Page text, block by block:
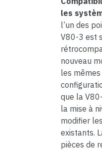
les
l’un des
V80-3 est
nouveau
les
que la
la mise à
modifier
existants.
pièces de